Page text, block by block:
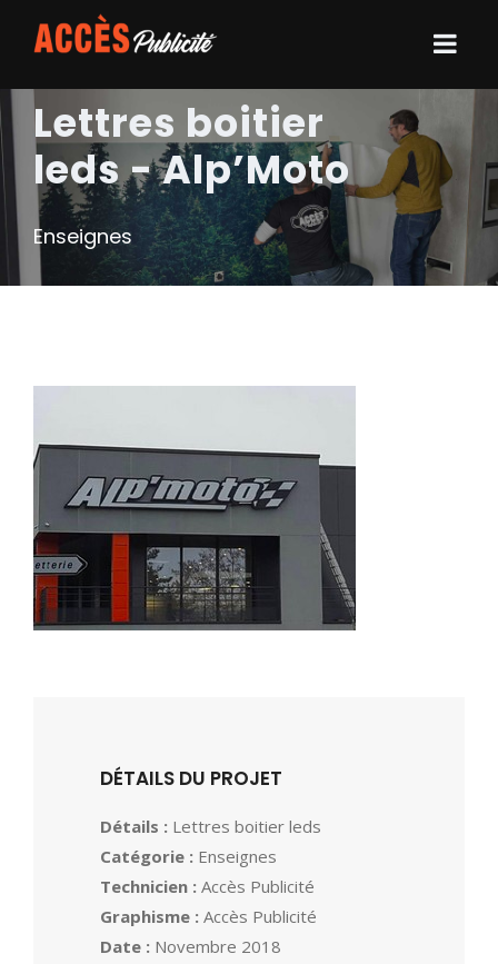
Lettres boitier
leds - Alp’Moto
Enseignes
DÉTAILS DU PROJET
Détails : Lettres boitier leds
Catégorie : Enseignes
Technicien : Accès Publicité
Graphisme : Accès Publicité
Date : Novembre 2018